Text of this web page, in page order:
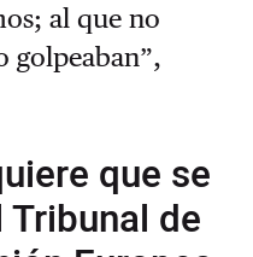
al que no
golpeaban”,
que se
de